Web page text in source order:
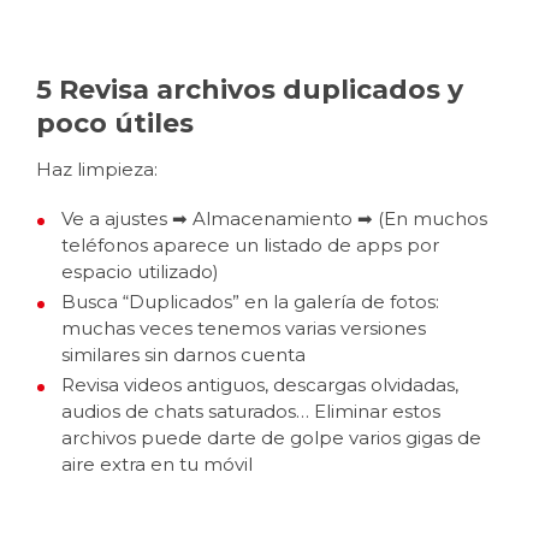
5 Revisa archivos duplicados y
poco útiles
Haz limpieza:
Ve a ajustes ➡ Almacenamiento ➡ (En muchos
teléfonos aparece un listado de apps por
espacio utilizado)
Busca “Duplicados” en la galería de fotos:
muchas veces tenemos varias versiones
similares sin darnos cuenta
Revisa videos antiguos, descargas olvidadas,
audios de chats saturados… Eliminar estos
archivos puede darte de golpe varios gigas de
aire extra en tu móvil